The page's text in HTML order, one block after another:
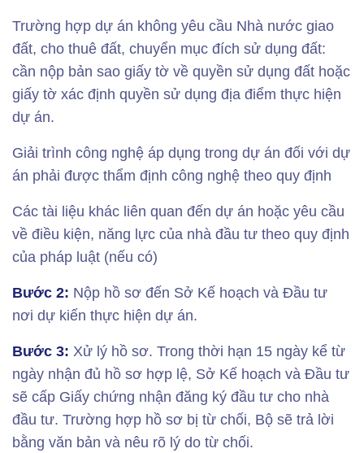
Trường hợp dự án không yêu cầu Nhà nước giao
đất, cho thuê đất, chuyển mục đích sử dụng đất:
cần nộp bản sao giấy tờ về quyền sử dụng đất hoặc
giấy tờ xác định quyền sử dụng địa điểm thực hiện
dự án.
Giải trình công nghệ áp dụng trong dự án đối với dự
án phải được thẩm định công nghệ theo quy định
Các tài liệu khác liên quan đến dự án hoặc yêu cầu
về điều kiện, năng lực của nhà đầu tư theo quy định
của pháp luật (nếu có)
Bước 2: Nộp hồ sơ đến Sở Kế hoạch và Đầu tư
nơi dự kiến thực hiện dự án.
Bước 3: Xử lý hồ sơ. Trong thời hạn 15 ngày kể từ
ngày nhận đủ hồ sơ hợp lệ, Sở Kế hoạch và Đầu tư
sẽ cấp Giấy chứng nhận đăng ký đầu tư cho nhà
đầu tư. Trường hợp hồ sơ bị từ chối, Bộ sẽ trả lời
bằng văn bản và nêu rõ lý do từ chối.